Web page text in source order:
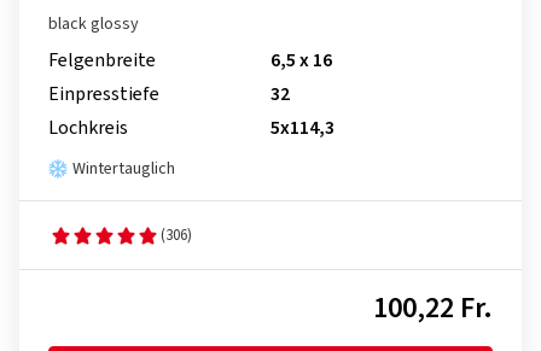
black glossy
Felgenbreite
6,5 x 16
Einpresstiefe
32
Lochkreis
5x114,3
Wintertauglich
(306)
100,22 Fr.